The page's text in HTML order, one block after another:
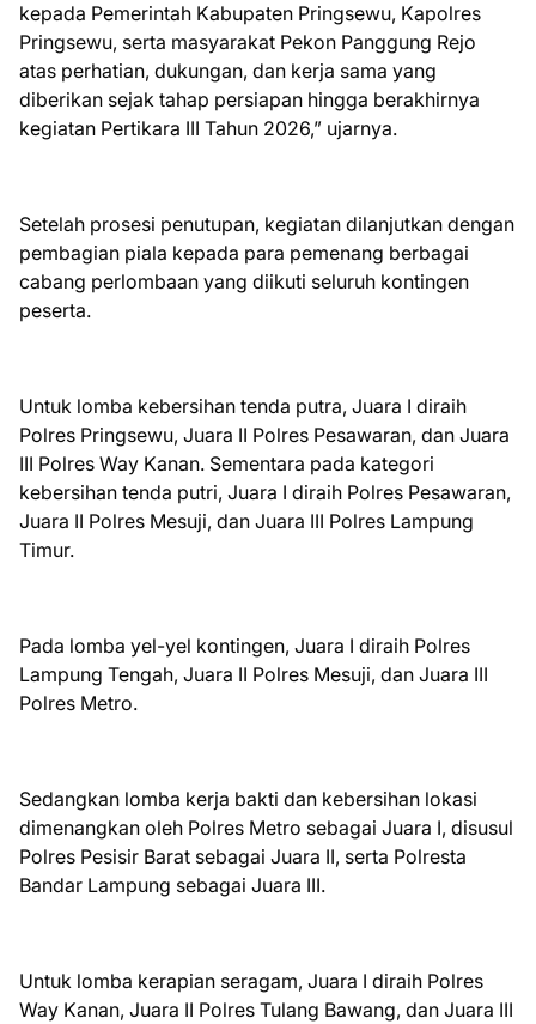
kepada Pemerintah Kabupaten Pringsewu, Kapolres
Pringsewu, serta masyarakat Pekon Panggung Rejo
atas perhatian, dukungan, dan kerja sama yang
diberikan sejak tahap persiapan hingga berakhirnya
kegiatan Pertikara III Tahun 2026,” ujarnya.
Setelah prosesi penutupan, kegiatan dilanjutkan dengan
pembagian piala kepada para pemenang berbagai
cabang perlombaan yang diikuti seluruh kontingen
peserta.
Untuk lomba kebersihan tenda putra, Juara I diraih
Polres Pringsewu, Juara II Polres Pesawaran, dan Juara
III Polres Way Kanan. Sementara pada kategori
kebersihan tenda putri, Juara I diraih Polres Pesawaran,
Juara II Polres Mesuji, dan Juara III Polres Lampung
Timur.
Pada lomba yel-yel kontingen, Juara I diraih Polres
Lampung Tengah, Juara II Polres Mesuji, dan Juara III
Polres Metro.
Sedangkan lomba kerja bakti dan kebersihan lokasi
dimenangkan oleh Polres Metro sebagai Juara I, disusul
Polres Pesisir Barat sebagai Juara II, serta Polresta
Bandar Lampung sebagai Juara III.
Untuk lomba kerapian seragam, Juara I diraih Polres
Way Kanan, Juara II Polres Tulang Bawang, dan Juara III